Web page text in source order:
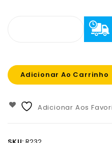
Adicionar Ao Carrinho
Adicionar Aos